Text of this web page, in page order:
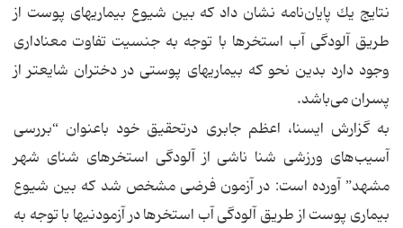
نتایج یك پایان‌نامه نشان داد كه بین شیوع بیماریهای پوست از
طریق آلودگی آب استخرها با توجه به جنسیت تفاوت معناداری
وجود دارد بدین نحو كه بیماریهای پوستی در دختران شایعتر از
پسران می‌باشد.
به گزارش ایسنا، اعظم جابری درتحقیق خود باعنوان “بررسی‌
آسیب‌های ورزشی شنا ناشی از آلودگی استخرهای شنای شهر
مشهد” آورده است: در آزمون فرضی مشخص شد كه بین شیوع
بیماری پوست از طریق آلودگی آب استخرها در آزمودنیها با توجه به